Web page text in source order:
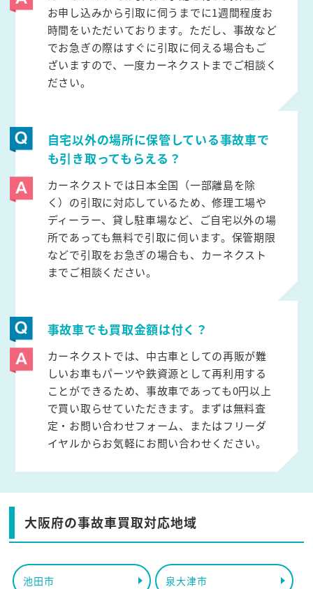
お申し込みから引取に伺うまでに1週間程度お
時間をいただいております。ただし、事故など
でお急ぎの際はすぐに引取に伺える場合もご
ざいますので、一度カーネクストまでご相談く
ださい。
自宅以外の場所に保管している事故車で
も引き取ってもらえる？
カーネクストでは日本全国（一部離島を除
く）の引取に対応しているため、修理工場や
ディーラー、貸し駐車場など、ご自宅以外の場
所であっても無料で引取に伺います。保管期限
などで引取をお急ぎの場合も、カーネクスト
までご相談ください。
事故車でも買取金額は付く？
カーネクストでは、中古車としての再販が難
しいお車もパーツや鉄資源として再利用する
ことができるため、事故車であっても0円以上
で買い取らせていただきます。まずは無料査
定・お問い合わせフォーム、またはフリーダ
イヤルからお気軽にお問い合わせください。
大阪府の事故車買取対応地域
池田市 泉大津市